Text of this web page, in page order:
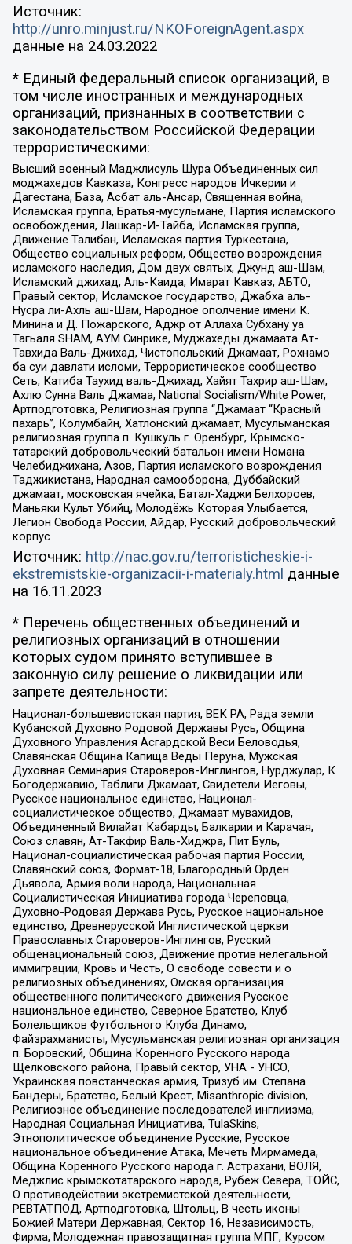
Источник:
http://unro.minjust.ru/NKOForeignAgent.aspx
данные на 24.03.2022
* Единый федеральный список организаций, в
том числе иностранных и международных
организаций, признанных в соответствии с
законодательством Российской Федерации
террористическими:
Высший военный Маджлисуль Шура Объединенных сил
моджахедов Кавказа, Конгресс народов Ичкерии и
Дагестана, База, Асбат аль-Ансар, Священная война,
Исламская группа, Братья-мусульмане, Партия исламского
освобождения, Лашкар-И-Тайба, Исламская группа,
Движение Талибан, Исламская партия Туркестана,
Общество социальных реформ, Общество возрождения
исламского наследия, Дом двух святых, Джунд аш-Шам,
Исламский джихад, Аль-Каида, Имарат Кавказ, АБТО,
Правый сектор, Исламское государство, Джабха аль-
Нусра ли-Ахль аш-Шам, Народное ополчение имени К.
Минина и Д. Пожарского, Аджр от Аллаха Субхану уа
Тагьаля SHAM, АУМ Синрике, Муджахеды джамаата Ат-
Тавхида Валь-Джихад, Чистопольский Джамаат, Рохнамо
ба суи давлати исломи, Террористическое сообщество
Сеть, Катиба Таухид валь-Джихад, Хайят Тахрир аш-Шам,
Ахлю Сунна Валь Джамаа, National Socialism/White Power,
Артподготовка, Религиозная группа “Джамаат “Красный
пахарь”, Колумбайн, Хатлонский джамаат, Мусульманская
религиозная группа п. Кушкуль г. Оренбург, Крымско-
татарский добровольческий батальон имени Номана
Челебиджихана, Азов, Партия исламского возрождения
Таджикистана, Народная самооборона, Дуббайский
джамаат, московская ячейка, Батал-Хаджи Белхороев,
Маньяки Культ Убийц, Молодёжь Которая Улыбается,
Легион Свобода России, Айдар, Русский добровольческий
корпус
Источник: http://nac.gov.ru/terroristicheskie-i-
ekstremistskie-organizacii-i-materialy.html данные
на 16.11.2023
* Перечень общественных объединений и
религиозных организаций в отношении
которых судом принято вступившее в
законную силу решение о ликвидации или
запрете деятельности:
Национал-большевистская партия, ВЕК РА, Рада земли
Кубанской Духовно Родовой Державы Русь, Община
Духовного Управления Асгардской Веси Беловодья,
Славянская Община Капища Веды Перуна, Мужская
Духовная Семинария Староверов-Инглингов, Нурджулар, К
Богодержавию, Таблиги Джамаат, Свидетели Иеговы,
Русское национальное единство, Национал-
социалистическое общество, Джамаат мувахидов,
Объединенный Вилайат Кабарды, Балкарии и Карачая,
Союз славян, Ат-Такфир Валь-Хиджра, Пит Буль,
Национал-социалистическая рабочая партия России,
Славянский союз, Формат-18, Благородный Орден
Дьявола, Армия воли народа, Национальная
Социалистическая Инициатива города Череповца,
Духовно-Родовая Держава Русь, Русское национальное
единство, Древнерусской Инглистической церкви
Православных Староверов-Инглингов, Русский
общенациональный союз, Движение против нелегальной
иммиграции, Кровь и Честь, О свободе совести и о
религиозных объединениях, Омская организация
общественного политического движения Русское
национальное единство, Северное Братство, Клуб
Болельщиков Футбольного Клуба Динамо,
Файзрахманисты, Мусульманская религиозная организация
п. Боровский, Община Коренного Русского народа
Щелковского района, Правый сектор, УНА - УНСО,
Украинская повстанческая армия, Тризуб им. Степана
Бандеры, Братство, Белый Крест, Misanthropic division,
Религиозное объединение последователей инглиизма,
Народная Социальная Инициатива, TulaSkins,
Этнополитическое объединение Русские, Русское
национальное объединение Атака, Мечеть Мирмамеда,
Община Коренного Русского народа г. Астрахани, ВОЛЯ,
Меджлис крымскотатарского народа, Рубеж Севера, ТОЙС,
О противодействии экстремистской деятельности,
РЕВТАТПОД, Артподготовка, Штольц, В честь иконы
Божией Матери Державная, Сектор 16, Независимость,
Фирма, Молодежная правозащитная группа МПГ, Курсом